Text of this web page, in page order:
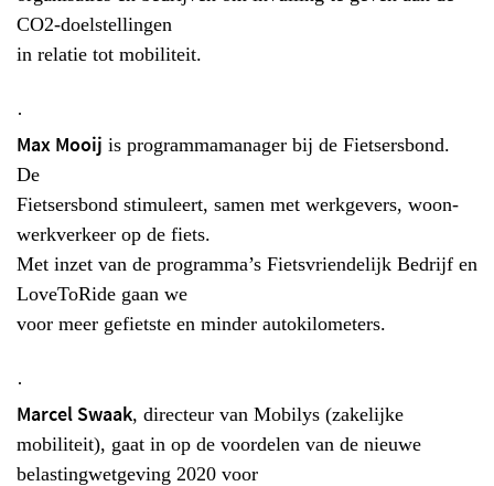
CO2-doelstellingen
in relatie tot mobiliteit.
·
Max Mooij is programmamanager bij de Fietsersbond.
De
Fietsersbond stimuleert, samen met werkgevers, woon-
werkverkeer op de fiets.
Met inzet van de programma’s Fietsvriendelijk Bedrijf en
LoveToRide gaan we
voor meer gefietste en minder autokilometers.
·
Marcel Swaak, directeur van Mobilys (zakelijke
mobiliteit), gaat in op de voordelen van de nieuwe
belastingwetgeving 2020 voor